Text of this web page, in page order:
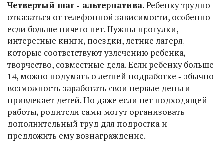
Четвертый шаг ‑ альтернатива. Ребенку трудно
отказаться от телефонной зависимости, особенно
если больше ничего нет. Нужны прогулки,
интересные книги, поездки, летние лагеря,
которые соответствуют увлечению ребенка,
творчество, совместные дела. Если ребенку больше
14, можно подумать о летней подработке ‑ обычно
возможность заработать свои первые деньги
привлекает детей. Но даже если нет подходящей
работы, родители сами могут организовать
дополнительный труд для подростка и
предложить ему вознаграждение.